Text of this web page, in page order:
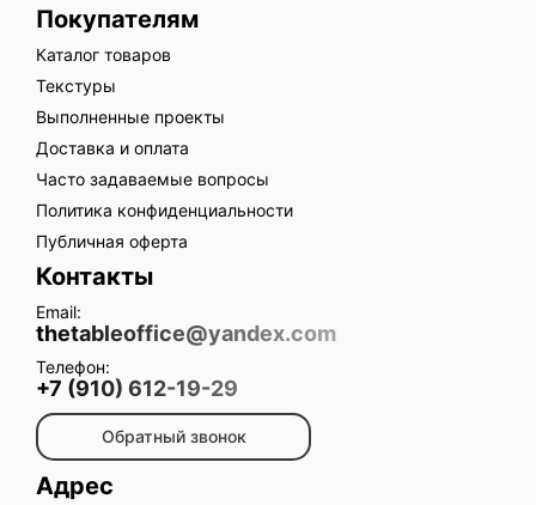
Покупателям
Каталог товаров
Текстуры
Выполненные проекты
Доставка и оплата
Часто задаваемые вопросы
Политика конфиденциальности
Публичная оферта
Контакты
Email:
thetableoffice@yandex.com
Телефон:
+7 (910) 612-19-29
Обратный звонок
Адрес